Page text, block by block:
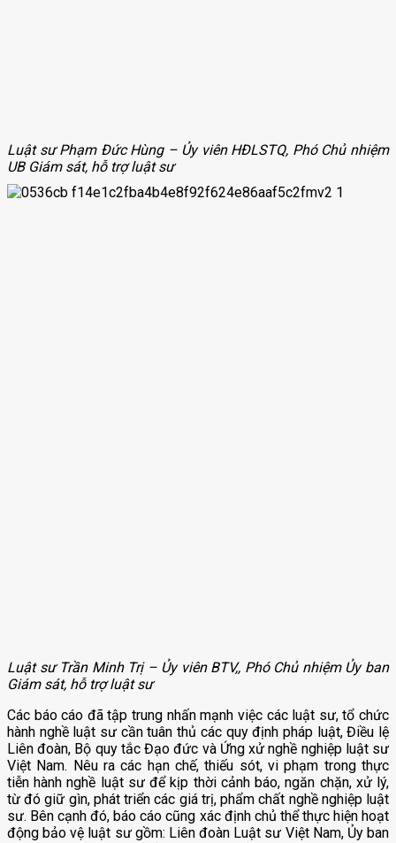
Luật sư Phạm Đức Hùng – Ủy viên HĐLSTQ, Phó Chủ nhiệm
UB Giám sát, hỗ trợ luật sư
Luật sư Trần Minh Trị – Ủy viên BTV,, Phó Chủ nhiệm Ủy ban
Giám sát, hỗ trợ luật sư
Các báo cáo đã tập trung nhấn mạnh việc các luật sư, tổ chức
hành nghề luật sư cần tuân thủ các quy định pháp luật, Điều lệ
Liên đoàn, Bộ quy tắc Đạo đức và Ứng xử nghề nghiệp luật sư
Việt Nam. Nêu ra các hạn chế, thiếu sót, vi phạm trong thực
tiễn hành nghề luật sư để kịp thời cảnh báo, ngăn chặn, xử lý,
từ đó giữ gìn, phát triển các giá trị, phẩm chất nghề nghiệp luật
sư. Bên cạnh đó, báo cáo cũng xác định chủ thể thực hiện hoạt
động bảo vệ luật sư gồm: Liên đoàn Luật sư Việt Nam, Ủy ban